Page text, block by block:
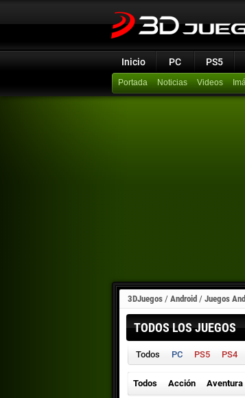
Inicio PC PS5
Portada Noticias Videos
3DJuegos / Android / Juegos
TODOS LOS JUEGOS
Todos PC PS5 PS4
Todos Acción Aventura